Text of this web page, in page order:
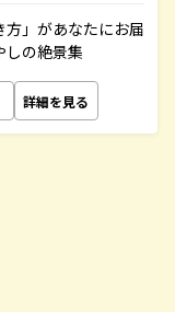
」があなたにお届
しの絶景集
詳細を見る